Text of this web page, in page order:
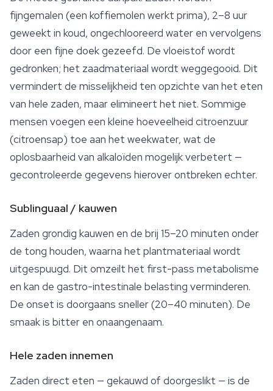
fijngemalen (een koffiemolen werkt prima), 2–8 uur
geweekt in koud, ongechlooreerd water en vervolgens
door een fijne doek gezeefd. De vloeistof wordt
gedronken; het zaadmateriaal wordt weggegooid. Dit
vermindert de misselijkheid ten opzichte van het eten
van hele zaden, maar elimineert het niet. Sommige
mensen voegen een kleine hoeveelheid citroenzuur
(citroensap) toe aan het weekwater, wat de
oplosbaarheid van alkaloïden mogelijk verbetert —
gecontroleerde gegevens hierover ontbreken echter.
Sublinguaal / kauwen
Zaden grondig kauwen en de brij 15–20 minuten onder
de tong houden, waarna het plantmateriaal wordt
uitgespuugd. Dit omzeilt het first-pass metabolisme
en kan de gastro-intestinale belasting verminderen.
De onset is doorgaans sneller (20–40 minuten). De
smaak is bitter en onaangenaam.
Hele zaden innemen
Zaden direct eten — gekauwd of doorgeslikt — is de